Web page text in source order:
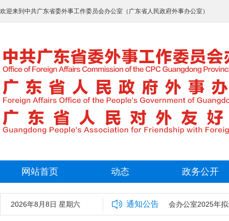
欢迎来到中共广东省委外事工作委员会办公室（广东省人民政府外事办公室）
网站首页 动态 政务公开
2026年8月8日 星期六 通知公告
中共广东省委外事工作委员会办公室2025年拟